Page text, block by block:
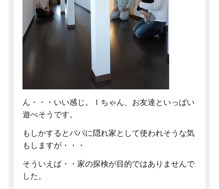
ん・・・いい感じ。Ｉちゃん、お友達といっぱい
遊べそうです。
もしかするとパパに隠れ家として使われそうな気
もしますが・・・
そういえば・・家の探検が目的ではありませんで
した。